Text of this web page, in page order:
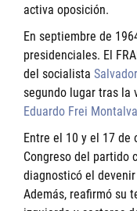
activa oposición.
En septiembre de
presidenciales. El
del socialista
segundo lugar tras la
Eduardo Frei Montalva
Entre el 10 y el 17 de
Congreso del partido
diagnosticó el
Además, reafirmó su